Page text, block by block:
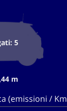
5
m
(emissioni /